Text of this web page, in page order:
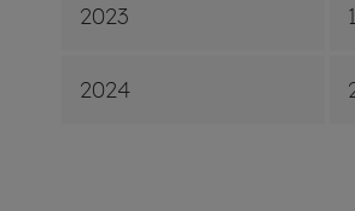
2023
2024